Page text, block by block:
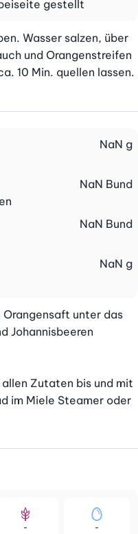
gestellt
Wasser salzen, über
und Orangenstreifen
10 Min. quellen lassen.
NaN g
NaN Bund
NaN Bund
NaN g
unter das
Johannisbeeren
Zutaten bis und mit
im Miele Steamer oder
- -